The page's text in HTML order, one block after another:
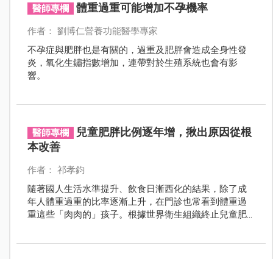
醫師專欄 體重過重可能增加不孕機率
作者： 劉博仁營養功能醫學專家
不孕症與肥胖也是有關的，過重及肥胖會造成全身性發
炎，氧化生鏽指數增加，連帶對於生殖系統也會有影
響。
醫師專欄
兒童肥胖比例逐年增，揪出原因從根
本改善
作者： 祁孝鈞
隨著國人生活水準提升、飲食日漸西化的結果，除了成
年人體重過重的比率逐漸上升，在門診也常看到體重過
重這些「肉肉的」孩子。根據世界衛生組織終止兒童肥